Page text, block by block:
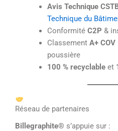
Avis Technique
Technique du
Conformité C2P &
Classement A+ COV
poussière
100 % recyclableet
Réseau de partenaires
Billegraphite® s’appuie sur :